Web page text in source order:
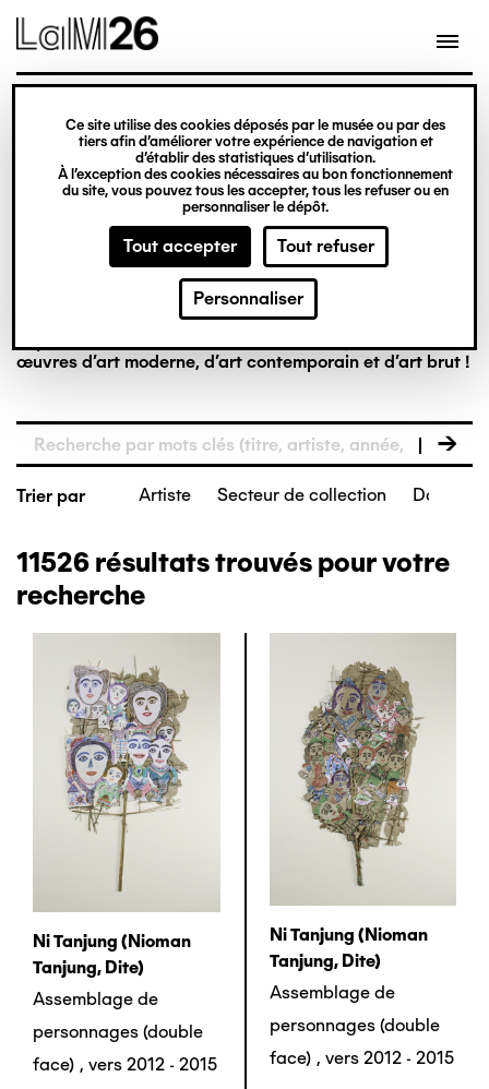
Gestion des cookies
Ce site utilise des cookies déposés par le musée ou par des
tiers afin d’améliorer votre expérience de navigation et
d’établir des statistiques d’utilisation.
À l’exception des cookies nécessaires au bon fonctionnement
du site, vous pouvez tous les accepter, tous les refuser ou en
personnaliser le dépôt.
Tout accepter Tout refuser
Personnaliser
La collection en
ligne
Riche de plus de 8 000 œuvres, la collection du LaM est
œuvres d’art moderne, d’art contemporain et d’art brut !
Trier par Artiste Secteur de collection Date de
11526 résultats trouvés pour votre
recherche
Ni Tanjung (nioman
Tanjung, Dite)
Assemblage de
personnages (double
face) , vers 2012 - 2015
Ni Tanjung (nioman
Tanjung, Dite)
Assemblage de
personnages (double
face) , vers 2012 - 2015